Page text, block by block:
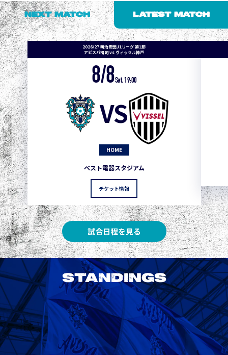
NEXT MATCH LATEST MATCH
2026/27 明治安田J1リーグ 第1節
アビスパ福岡 vs ヴィッセル神戸
8/8Sat. 19:00
VS
HOME
ベスト電器スタジアム
チケット情報
試合日程を見る
STANDINGS